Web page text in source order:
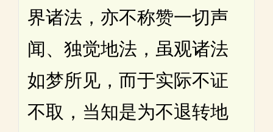
界诸法，亦不称赞一切声
闻、独觉地法，虽观诸法
如梦所见，而于实际不证
不取，当知是为不退转地